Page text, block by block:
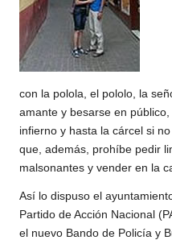
con la polola, el pololo, la
amante y besarse en
infierno y hasta la cárcel si
que, además, prohíbe pedir
malsonantes y vender en la
Así lo dispuso el
Partido de Acción Nacional
el nuevo Bando de Policía y